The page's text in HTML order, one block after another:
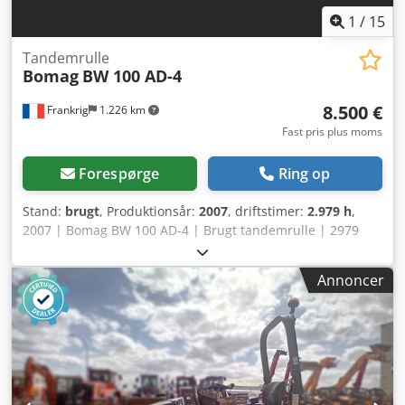
1 / 15
Frankrig 1.226 km
Tandemrulle
Bomag BW 100 AD-4
8.500 €
Fast pris plus moms
Forespørge Ring op
Stand: brugt, Produktionsår: 2007, driftstimer: 2.979 h,
2007 | Bomag BW 100 AD-4 | Brugt tandemrulle | 2979
timer 📍Placering: Frankrig 🚛 Levering til din adresse er
mulig – brug vores fragtberegner til at estimere
transportomkostningerne! 💰 Køb nu for 8500 EUR eller
afgiv et bud. Betaling ved levering er mulig mod et
overkommeligt gebyr (forudsat godkendelse)* 👷‍♂️ Inspiceret
af en uafhængig ekspert 43 inspektionspunkter, 41
godkendt ✅, 2 mindre mangler ℹ️, 0 udgifter ⚠️ 📌
Inspektørens bemærkning: God maskine, nogle ridser og
mistanke om en mindre hydraulisk lækage. 📄 Vil du se
Annoncer